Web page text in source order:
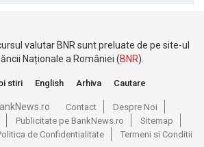
valutar BNR sunt preluate de pe site-ul
Naționale a României (BNR).
stiri English Arhiva Cautare
Contact
Despre Noi
Publicitate pe BankNews.ro
Sitemap
de Confidentialitate Termeni si Conditii